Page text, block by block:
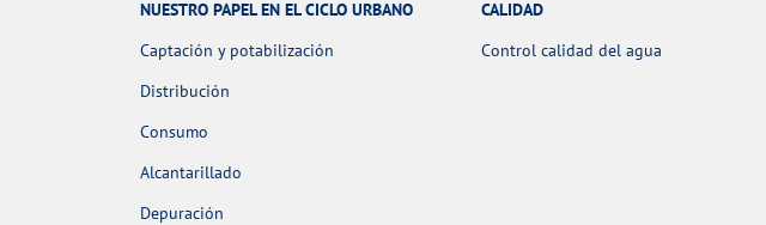
NUESTRO PAPEL EN EL CICLO URBANO
Captación y potabilización
Distribución
Consumo
Alcantarillado
Depuración
CALIDAD
Control calidad del agua